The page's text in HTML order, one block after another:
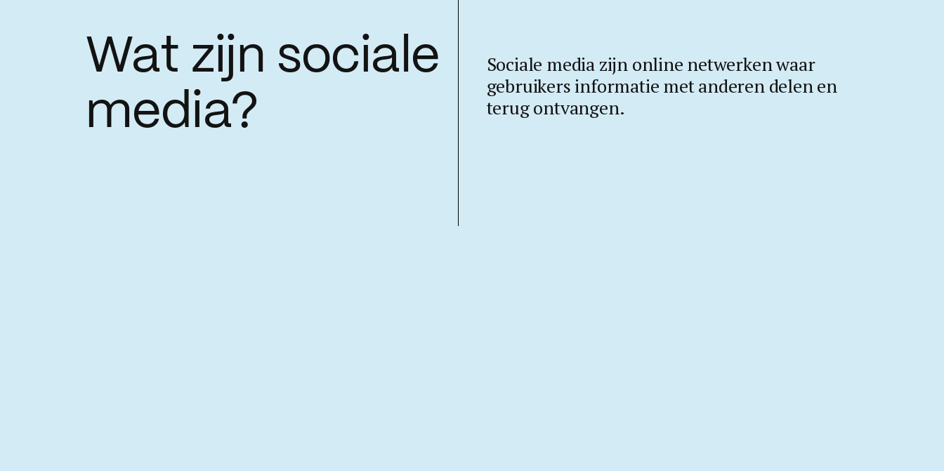
Wat zijn sociale
media?
Sociale media zijn online netwerken waar
gebruikers informatie met anderen delen en
terug ontvangen.